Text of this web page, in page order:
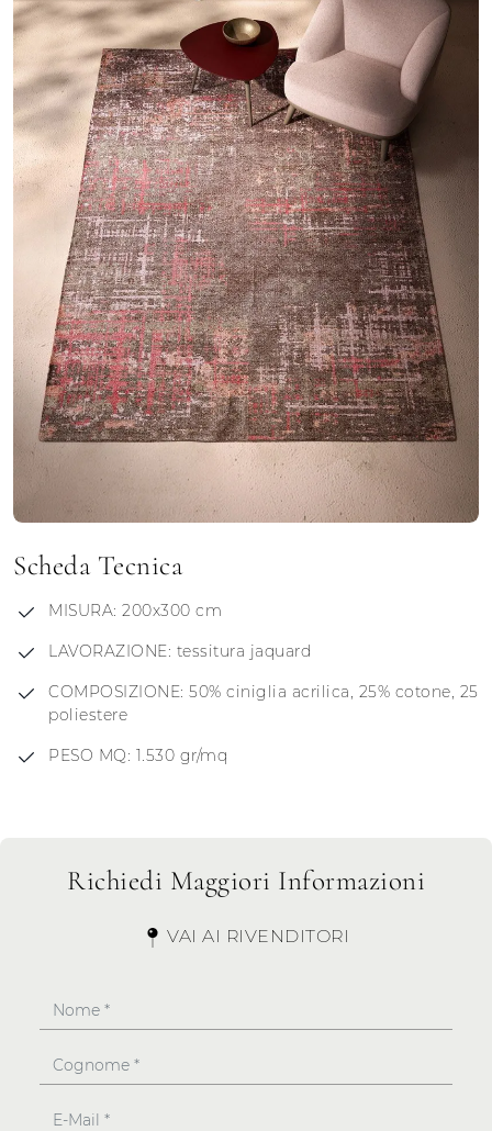
Scheda Tecnica
MISURA: 200x300 cm
LAVORAZIONE: tessitura jaquard
COMPOSIZIONE: 50% ciniglia acrilica, 25% cotone, 25
poliestere
PESO MQ: 1.530 gr/mq
Richiedi Maggiori Informazioni
VAI AI RIVENDITORI